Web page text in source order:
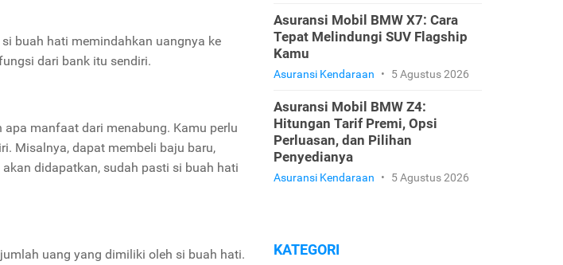
buah hati memindahkan uangnya ke
dari bank itu sendiri.
manfaat dari menabung. Kamu perlu
Misalnya, dapat membeli baju baru,
didapatkan, sudah pasti si buah hati
uang yang dimiliki oleh si buah hati.
Asuransi Mobil BMW X7: Cara
Tepat Melindungi SUV Flagship
Kamu
Asuransi Kendaraan • 5 Agustus 2026
Asuransi Mobil BMW Z4:
Hitungan Tarif Premi, Opsi
Perluasan, dan Pilihan
Penyedianya
Asuransi Kendaraan • 5 Agustus 2026
KATEGORI